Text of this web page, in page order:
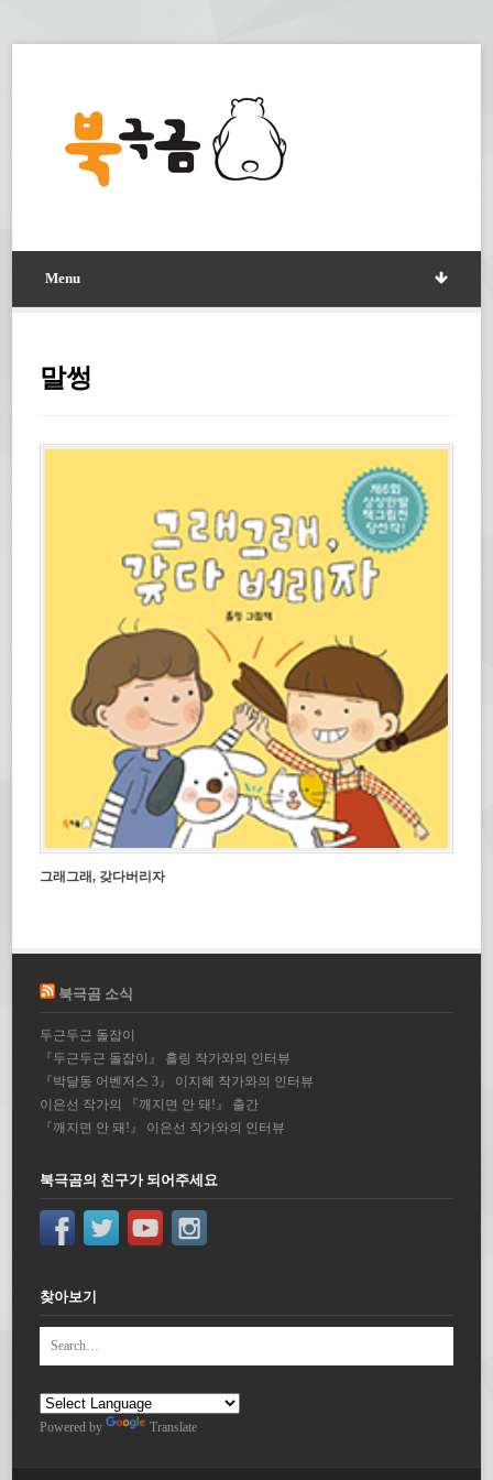
Menu
말썽
그래그래, 갖다버리자
북극곰 소식
두근두근 돌잡이
『두근두근 돌잡이』 홀링 작가와의 인터뷰
『박달동 어벤저스 3』 이지혜 작가와의 인터뷰
이은선 작가의 『깨지면 안 돼!』 출간
『깨지면 안 돼!』 이은선 작가와의 인터뷰
북극곰의 친구가 되어주세요
찾아보기
Powered by Translate